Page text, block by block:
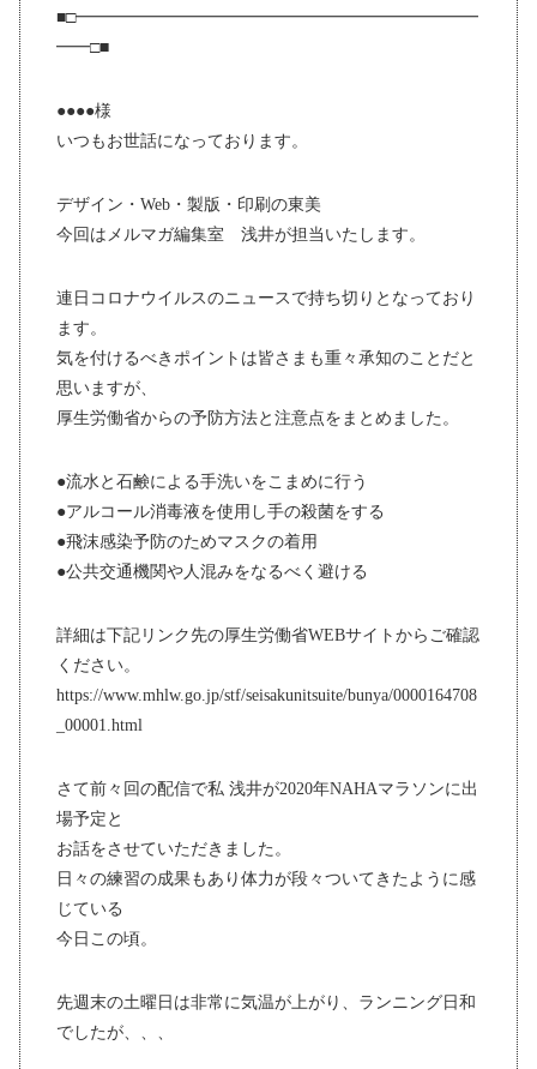
■□━━━━━━━━━━━━━━━━━━━━━━━━
━━□■
●●●●様
いつもお世話になっております。
デザイン・Web・製版・印刷の東美
今回はメルマガ編集室 浅井が担当いたします。
連日コロナウイルスのニュースで持ち切りとなっており
ます。
気を付けるべきポイントは皆さまも重々承知のことだと
思いますが、
厚生労働省からの予防方法と注意点をまとめました。
●流水と石鹸による手洗いをこまめに行う
●アルコール消毒液を使用し手の殺菌をする
●飛沫感染予防のためマスクの着用
●公共交通機関や人混みをなるべく避ける
詳細は下記リンク先の厚生労働省WEBサイトからご確認
ください。
https://www.mhlw.go.jp/stf/seisakunitsuite/bunya/0000164708
_00001.html
さて前々回の配信で私 浅井が2020年NAHAマラソンに出
場予定と
お話をさせていただきました。
日々の練習の成果もあり体力が段々ついてきたように感
じている
今日この頃。
先週末の土曜日は非常に気温が上がり、ランニング日和
でしたが、、、